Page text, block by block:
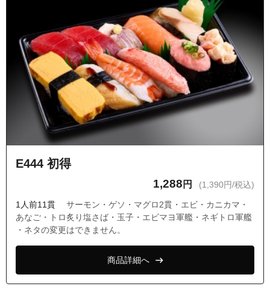
E444 初得
1,288 円 (1,390円/税込)
1人前11貫
サーモン・ゲソ・マグロ2貫・エビ・カニカマ・
あなご・トロ炙り塩さば・玉子・エビマヨ軍艦・ネギトロ軍艦
・ネタの変更はできません。
商品詳細へ